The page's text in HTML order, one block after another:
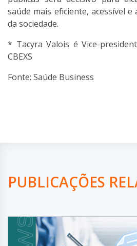
saúde mais eficiente, acessível e
da sociedade.
* Tacyra Valois é Vice-
CBEXS
Fonte: Saúde Business
PUBLICAÇÕES